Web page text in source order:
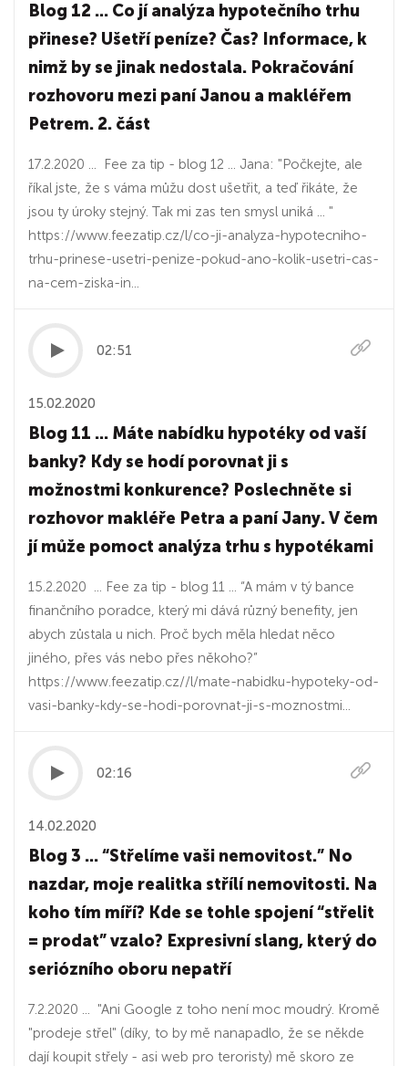
Blog 12 ... Co jí analýza hypotečního trhu
přinese? Ušetří peníze? Čas? Informace, k
nimž by se jinak nedostala. Pokračování
rozhovoru mezi paní Janou a makléřem
Petrem. 2. část
17.2.2020 ... Fee za tip - blog 12 ... Jana: "Počkejte, ale
říkal jste, že s váma můžu dost ušetřit, a teď řikáte, že
jsou ty úroky stejný. Tak mi zas ten smysl uniká ... "
https://www.feezatip.cz/l/co-ji-analyza-hypotecniho-
trhu-prinese-usetri-penize-pokud-ano-kolik-usetri-cas-
na-cem-ziska-in...
02:51
15.02.2020
Blog 11 ... Máte nabídku hypotéky od vaší
banky? Kdy se hodí porovnat ji s
možnostmi konkurence? Poslechněte si
rozhovor makléře Petra a paní Jany. V čem
jí může pomoct analýza trhu s hypotékami
15.2.2020 ... Fee za tip - blog 11 ... “A mám v tý bance
finančního poradce, který mi dává různý benefity, jen
abych zůstala u nich. Proč bych měla hledat něco
jiného, přes vás nebo přes někoho?”
https://www.feezatip.cz//l/mate-nabidku-hypoteky-od-
vasi-banky-kdy-se-hodi-porovnat-ji-s-moznostmi...
02:16
14.02.2020
Blog 3 ... “Střelíme vaši nemovitost.” No
nazdar, moje realitka střílí nemovitosti. Na
koho tím míří? Kde se tohle spojení “střelit
= prodat” vzalo? Expresivní slang, který do
seriózního oboru nepatří
7.2.2020 ... "Ani Google z toho není moc moudrý. Kromě
"prodeje střel" (díky, to by mě nanapadlo, že se někde
dají koupit střely - asi web pro teroristy) mě skoro ze